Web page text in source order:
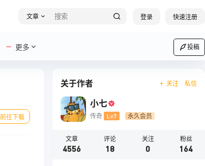
文章 登录 快速注册
更多 投稿
前往下载
关于作者 关注 私信
小七
传奇 Lv7 永久会员
文章
4556
评论
18
关注
0
粉丝
164